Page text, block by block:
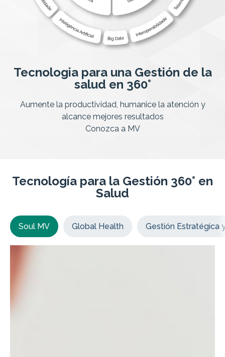
Tecnologia para una Gestión de la
salud en 360°
Aumente la productividad, humanice la atención y
alcance mejores resultados
Conozca a MV
Tecnología para la Gestión 360° en
Salud
Soul MV Global Health Gestión Estratégica